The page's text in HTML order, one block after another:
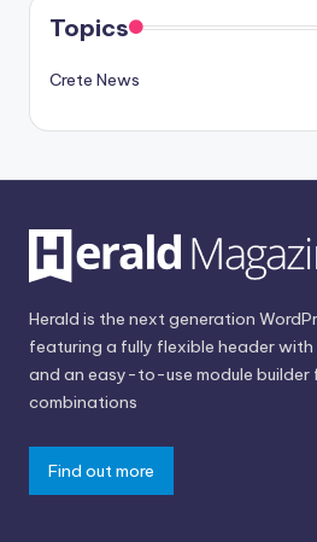
Topics
Crete News
Herald is the next generation
featuring a fully flexible header
and an easy-to-use module builder
combinations
Find out more